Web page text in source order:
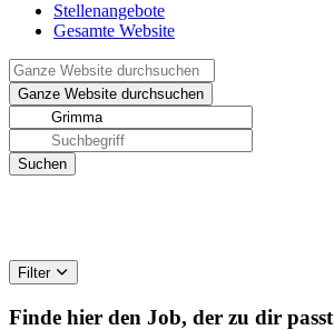
Stellenangebote
Gesamte Website
Filter
Finde hier den Job, der zu dir passt